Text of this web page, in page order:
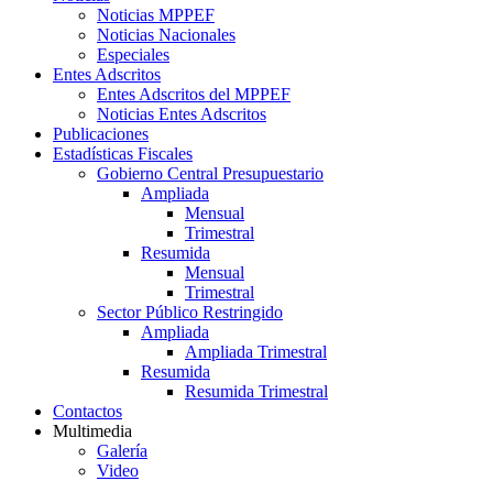
Noticias MPPEF
Noticias Nacionales
Especiales
Entes Adscritos
Entes Adscritos del MPPEF
Noticias Entes Adscritos
Publicaciones
Estadísticas Fiscales
Gobierno Central Presupuestario
Ampliada
Mensual
Trimestral
Resumida
Mensual
Trimestral
Sector Público Restringido
Ampliada
Ampliada Trimestral
Resumida
Resumida Trimestral
Contactos
Multimedia
Galería
Video